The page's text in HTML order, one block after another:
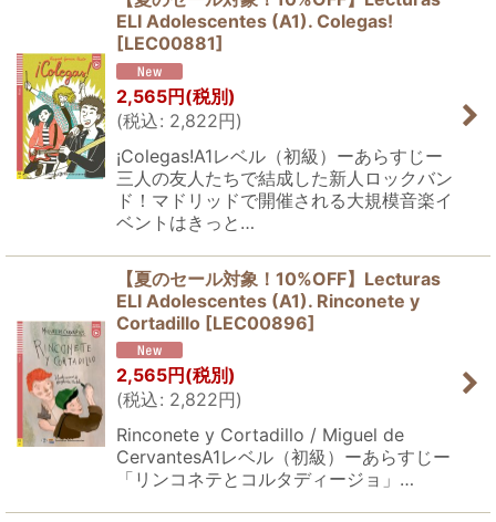
ELI Adolescentes (A1). Colegas!
[LEC00881]
2,565円(税別)
(税込: 2,822円)
¡Colegas!A1レベル（初級）ーあらすじー
三人の友人たちで結成した新人ロックバン
ド！マドリッドで開催される大規模音楽イ
ベントはきっと…
【夏のセール対象！10%OFF】Lecturas
ELI Adolescentes (A1). Rinconete y
Cortadillo [LEC00896]
2,565円(税別)
(税込: 2,822円)
Rinconete y Cortadillo / Miguel de
CervantesA1レベル（初級）ーあらすじー
「リンコネテとコルタディージョ」…